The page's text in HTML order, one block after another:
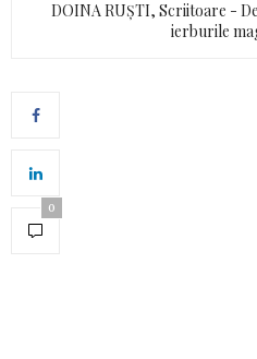
DOINA RUȘTI, Scriitoare -
ierburile
0